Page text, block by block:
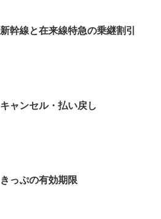
新幹線と在来線特急の乗継割引
キャンセル・払い戻し
きっぷの有効期限